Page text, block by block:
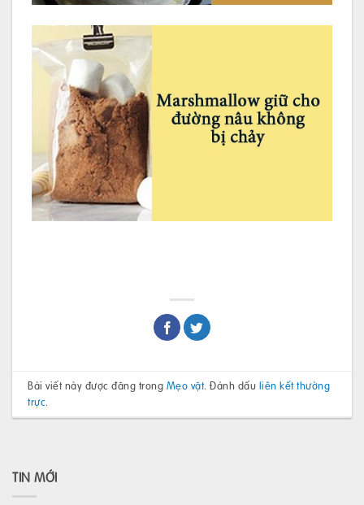
Bài viết này được đăng trong Mẹo vặt. Đánh dấu liên kết thường
trực.
TIN MỚI